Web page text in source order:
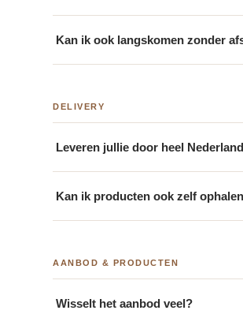
Kan ik ook langskomen zonder
DELIVERY
Leveren jullie door heel
Kan ik producten ook zelf
AANBOD & PRODUCTEN
Wisselt het aanbod veel?